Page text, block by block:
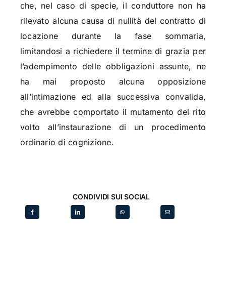
che, nel caso di specie, il conduttore non ha
rilevato alcuna causa di nullità del contratto di
locazione durante la fase sommaria,
limitandosi a richiedere il termine di grazia per
l’adempimento delle obbligazioni assunte, ne
ha mai proposto alcuna opposizione
all’intimazione ed alla successiva convalida,
che avrebbe comportato il mutamento del rito
volto all’instaurazione di un procedimento
ordinario di cognizione.
CONDIVIDI SUI SOCIAL